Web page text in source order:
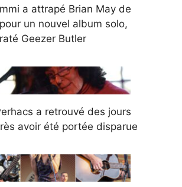
a attrapé Brian May de
un nouvel album solo,
Geezer Butler
a retrouvé des jours
avoir été portée disparue